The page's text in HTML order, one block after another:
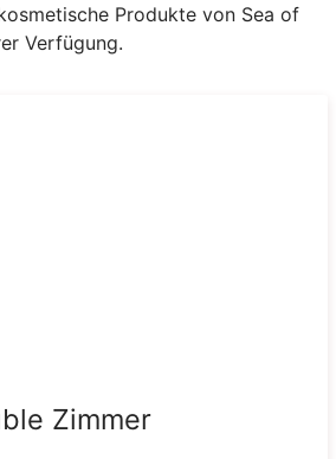
Produkte von Sea of
Verfügung.
Zimmer